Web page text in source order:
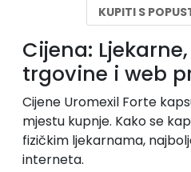
KUPITI S
Cijena:
trgovine i web
Cijene Uromexil Forte
mjestu kupnje. Kako se
fizičkim ljekarnama,
interneta.